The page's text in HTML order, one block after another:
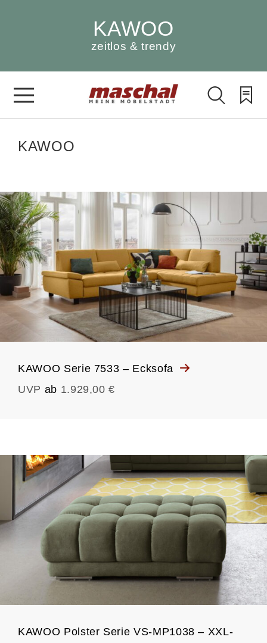
KAWOO
zeitlos & trendy
KAWOO
KAWOO Serie 7533 – Ecksofa
UVP ab 1.929,00 €
KAWOO Polster Serie VS-MP1038 – XXL-